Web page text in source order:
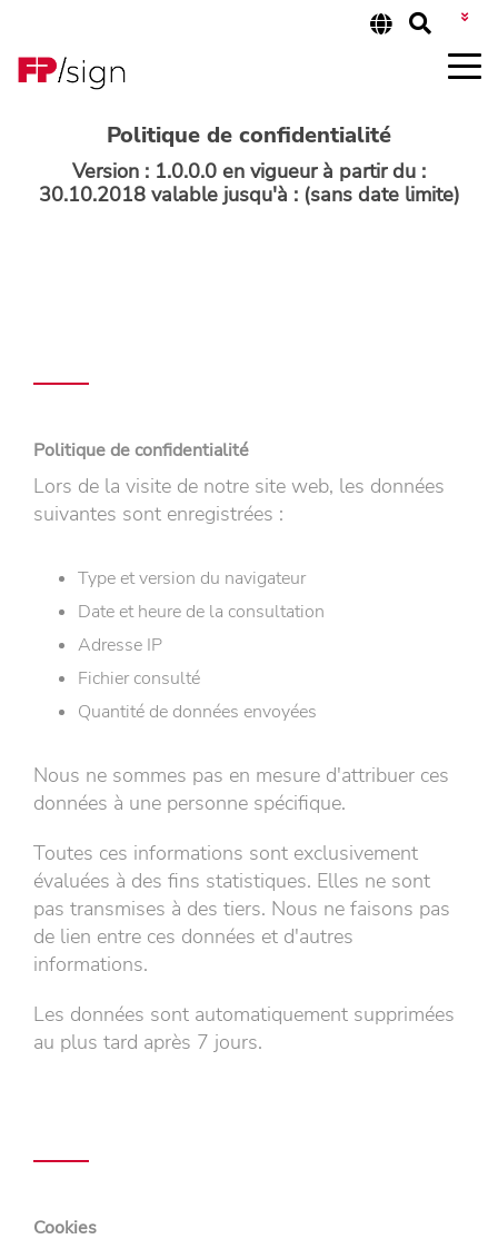
Politique de confidentialité
Version : 1.0.0.0 en vigueur à partir du :
30.10.2018 valable jusqu'à : (sans date limite)
Politique de confidentialité
Lors de la visite de notre site web, les données
suivantes sont enregistrées :
Type et version du navigateur
Date et heure de la consultation
Adresse IP
Fichier consulté
Quantité de données envoyées
Nous ne sommes pas en mesure d'attribuer ces
données à une personne spécifique.
Toutes ces informations sont exclusivement
évaluées à des fins statistiques. Elles ne sont
pas transmises à des tiers. Nous ne faisons pas
de lien entre ces données et d'autres
informations.
Les données sont automatiquement supprimées
au plus tard après 7 jours.
Cookies